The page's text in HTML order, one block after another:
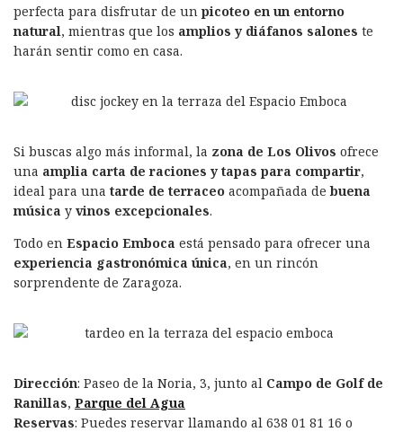
perfecta para disfrutar de un picoteo en un entorno
natural, mientras que los amplios y diáfanos salones te
harán sentir como en casa.
Si buscas algo más informal, la zona de Los Olivos ofrece
una amplia carta de raciones y tapas para compartir,
ideal para una tarde de terraceo acompañada debuena
música y vinos excepcionales.
Todo en Espacio Emboca está pensado para ofrecer una
experiencia gastronómica única, en un rincón
sorprendente de Zaragoza.
Dirección: Paseo de la Noria, 3, junto al Campo de Golf de
Ranillas, Parque del Agua
Reservas: Puedes reservar llamando al 638 01 81 16 o